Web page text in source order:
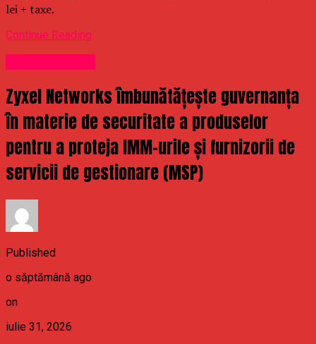
lei + taxe.
Continue Reading
Zyxel Networks îmbunătățește guvernanța
în materie de securitate a produselor
pentru a proteja IMM-urile și furnizorii de
servicii de gestionare (MSP)
Published
o săptămână ago
on
iulie 31, 2026